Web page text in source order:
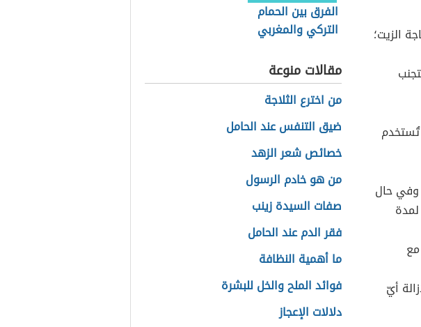
الزيت؛
وفي حال
أيّ
الفرق بين الحمام
التركي والمغربي
مقالات منوعة
من اخترع الثلاجة
ضيق التنفس عند الحامل
خصائص شعر الزهد
من هو خادم الرسول
صفات السيدة زينب
فقر الدم عند الحامل
ما أهمية النظافة
فوائد الملح والخل للبشرة
دلالات الإعجاز